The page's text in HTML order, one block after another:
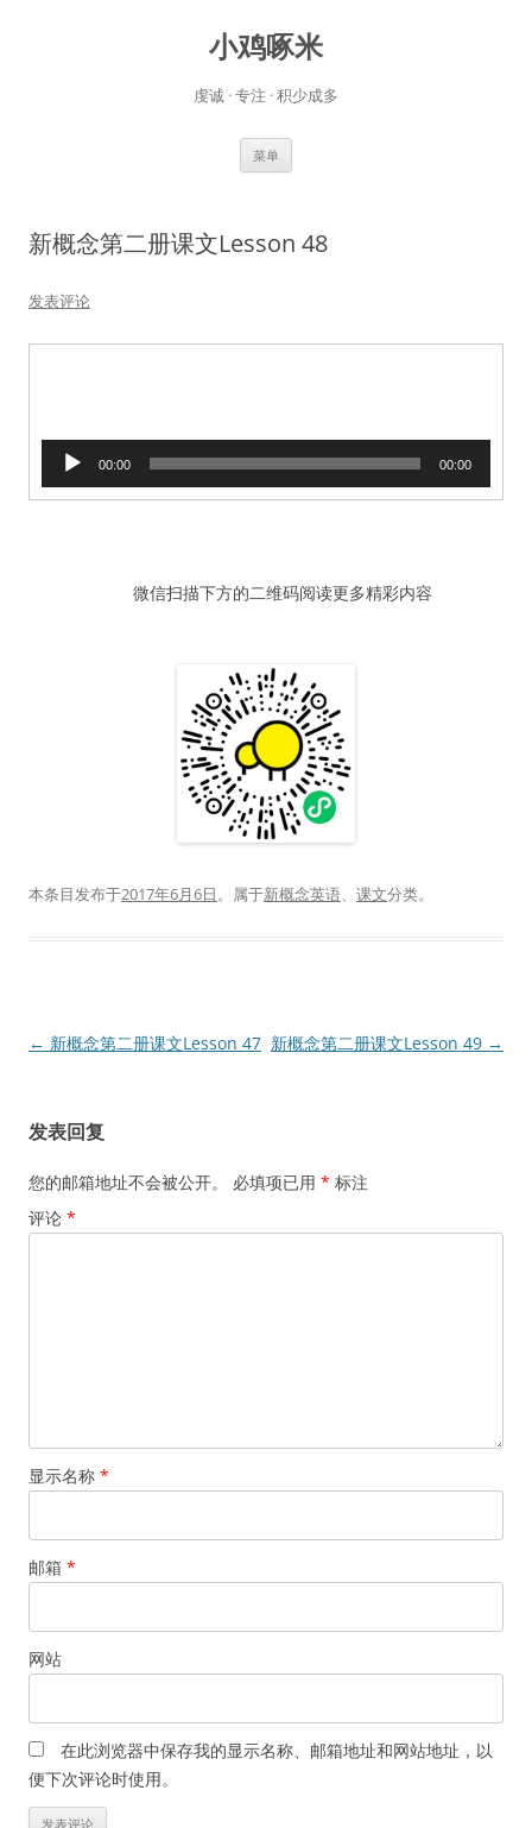
小鸡啄米
虔诚 · 专注 · 积少成多
菜单
新概念第二册课文Lesson 48
发表评论
播
00:00 00:00
微信扫描下方的二维码阅读更多精彩内容
本条目发布于2017年6月6日。属于新概念英语、 课文分类。
文
航
← 新概念第二册课文Lesson 47 新概念第二册课文Lesson 49 →
发表回复
您的邮箱地址不会被公开。 必填项已用 * 标注
评论 *
显示名称 *
邮箱 *
网站
在此浏览器中保存我的显示名称、邮箱地址和网站地址，以
便下次评论时使用。